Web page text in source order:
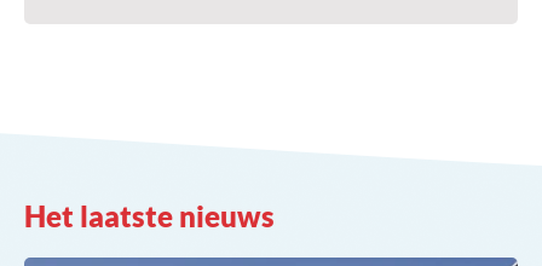
Het laatste nieuws